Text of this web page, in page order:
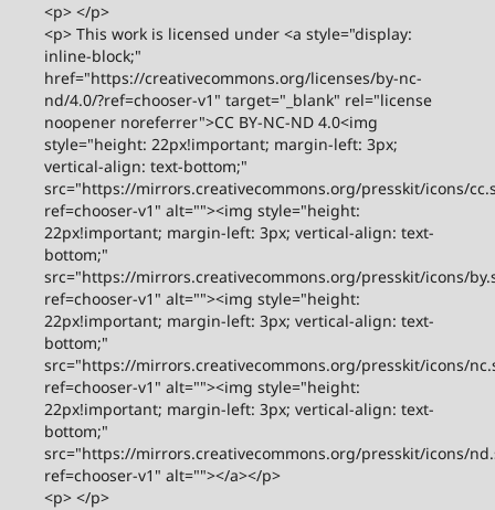
<p> </p>
<p> This work is licensed under <a style="display:
inline-block;"
href="https://creativecommons.org/licenses/by-nc-
nd/4.0/?ref=chooser-v1" target="_blank" rel="license
noopener noreferrer">CC BY-NC-ND 4.0<img
style="height: 22px!important; margin-left: 3px;
vertical-align: text-bottom;"
src="https://mirrors.creativecommons.org/presskit/icons/
ref=chooser-v1" alt=""><img style="height:
22px!important; margin-left: 3px; vertical-align: text-
bottom;"
src="https://mirrors.creativecommons.org/presskit/icons/
ref=chooser-v1" alt=""><img style="height:
22px!important; margin-left: 3px; vertical-align: text-
bottom;"
src="https://mirrors.creativecommons.org/presskit/icons/
ref=chooser-v1" alt=""><img style="height:
22px!important; margin-left: 3px; vertical-align: text-
bottom;"
src="https://mirrors.creativecommons.org/presskit/icons/
ref=chooser-v1" alt=""></a></p>
<p> </p>